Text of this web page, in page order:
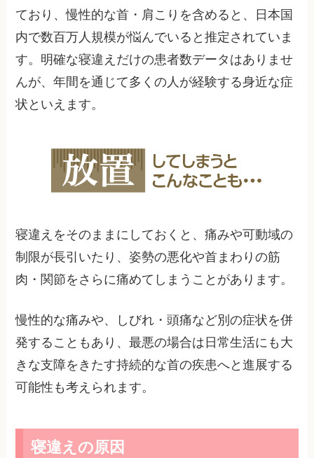
ており、慢性的な首・肩こりを含めると、日本国
内で数百万人規模が悩んでいると推定されていま
す。明確な寝違えだけの患者数データはありませ
んが、年間を通じて多くの人が経験する身近な症
状といえます。
寝違えをそのままにしておくと、痛みや可動域の
制限が長引いたり、姿勢の悪化や首まわりの筋
肉・関節をさらに痛めてしまうことがあります。
慢性的な痛みや、しびれ・頭痛など別の症状を併
発することもあり、最悪の場合は日常生活にも大
きな支障をきたす持続的な首の疾患へと進展する
可能性も考えられます。
寝違えの原因